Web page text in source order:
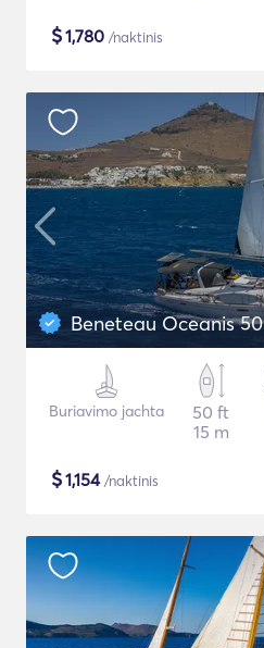
$1,780 /naktinis
Beneteau Oceanis 50
Buriavimo jachta
50 ft
15 m
$1,154/naktinis